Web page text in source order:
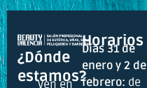
¿Dónde
estamos?
Ven en
Horarios
Días 31 de
enero y 2 de
febrero: de